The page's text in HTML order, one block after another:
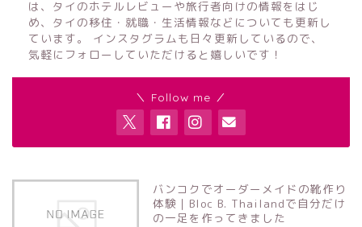
は、タイのホテルレビューや旅行者向けの情報をはじ
め、タイの移住・就職・生活情報などについても更新し
ています。 インスタグラムも日々更新しているので、
気軽にフォローしていただけると嬉しいです！
＼ Follow me ／
バンコクでオーダーメイドの靴作り
体験｜Bloc B. Thailandで自分だけ
の一足を作ってきました